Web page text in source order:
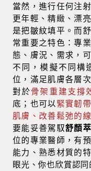
當然，進行任何注
更年輕、精緻、漂
是把皺紋填平。而
常重要之特色：專
態、膚況、需求，
不同，模擬不同構
位，滿足肌膚各層
對於骨架重建支撐
底；也可以緊實韌
肌膚、改善鬆弛的
要能妥善駕馭舒顏萃
位的專業醫師，有
能力、熟悉材質的
眼光、你也欣賞認